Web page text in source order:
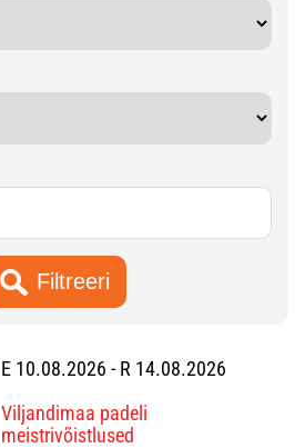
E 10.08.2026 - R 14.08.2026
Viljandimaa padeli
meistrivõistlused